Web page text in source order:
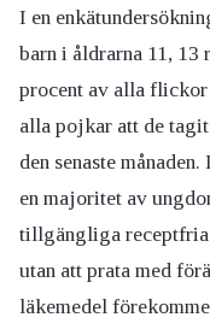
I en
barn i åldrarna 11,
procent av alla
alla pojkar att de
den senaste
en majoritet av
tillgängliga receptfria
utan att prata med
läkemedel